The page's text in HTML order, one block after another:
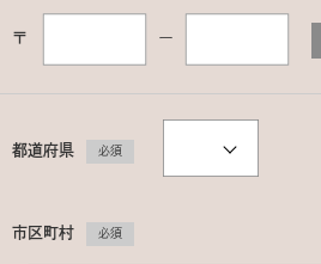
〒 ー
都道府県 必須
市区町村 必須